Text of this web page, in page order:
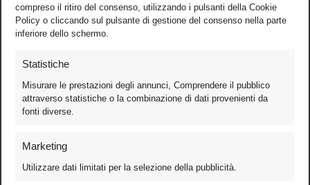
compreso il ritiro del consenso, utilizzando i pulsanti della Cookie
Policy o cliccando sul pulsante di gestione del consenso nella parte
inferiore dello schermo.
Statistiche
Misurare le prestazioni degli annunci, Comprendere il pubblico
attraverso statistiche o la combinazione di dati provenienti da
fonti diverse.
Marketing
Utilizzare dati limitati per la selezione della pubblicità.